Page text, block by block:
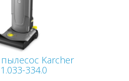
Karcher
334.0